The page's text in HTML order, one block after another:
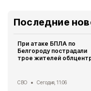
Последние
При атаке БПЛА по
Белгороду пострадали
трое жителей
СВО Сегодня, 11:06